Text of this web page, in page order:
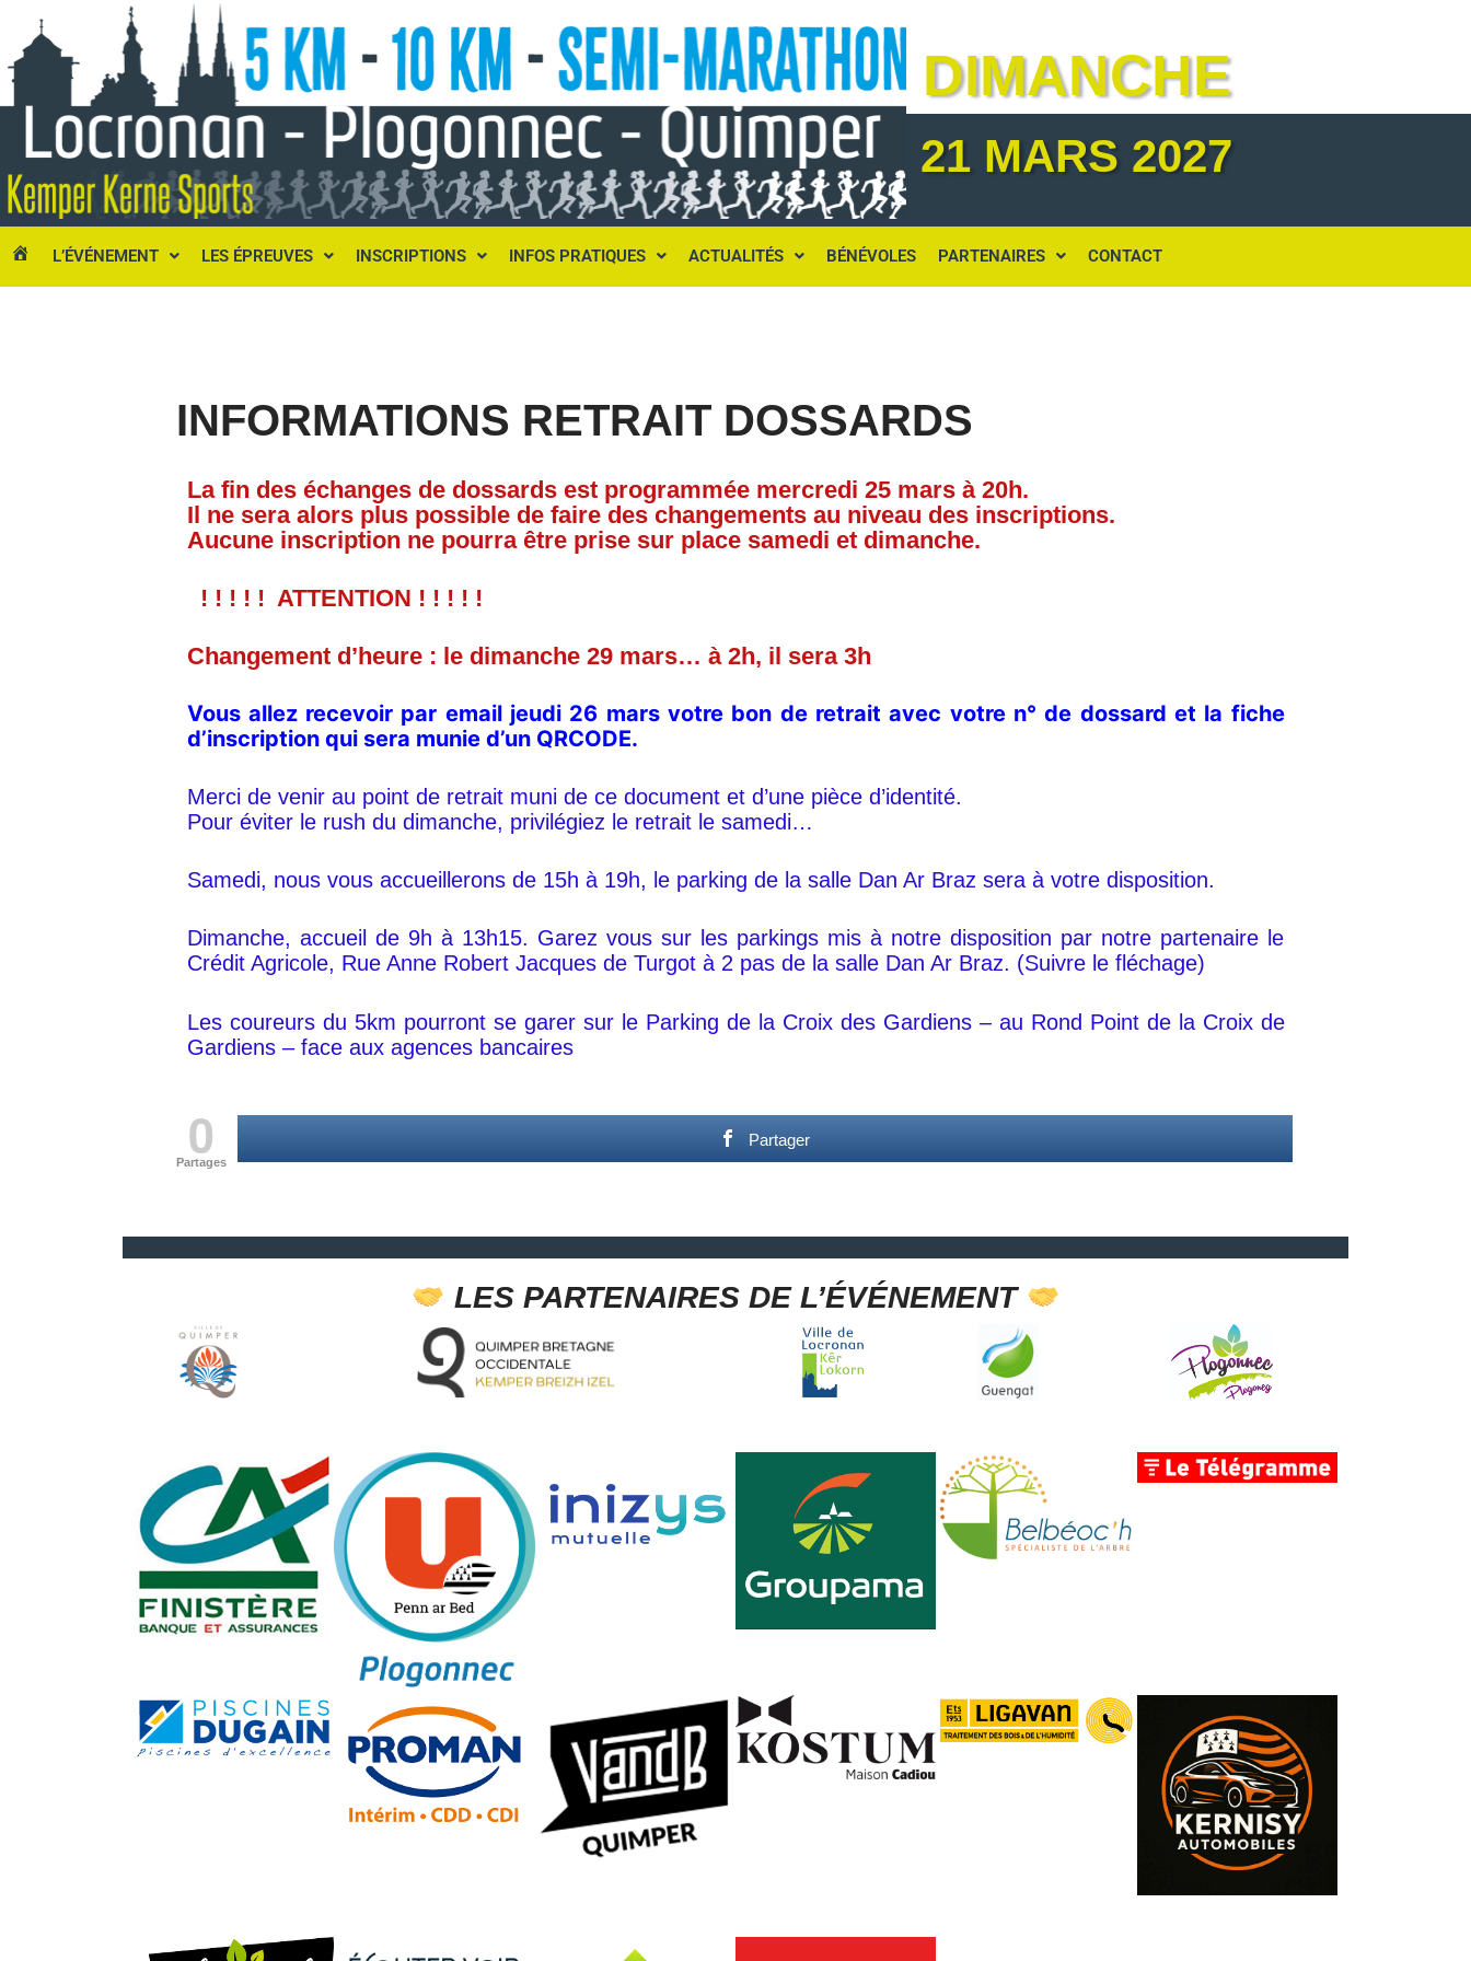
Aller
contenu
DIMANCHE
21 MARS 2027
KEMPERL’ÉVÉNEMENT LES ÉPREUVES INSCRIPTIONS INFOS PRATIQUES ACTUALITÉS BÉNÉVOLES PARTENAIRES CONTACT
INFORMATIONS RETRAIT DOSSARDS
La fin des échanges de dossards est programmée mercredi 25 mars à 20h.
Il ne sera alors plus possible de faire des changements au niveau des inscriptions.
Aucune inscription ne pourra être prise sur place samedi et dimanche.
! ! ! ! ! ATTENTION ! ! ! ! !
Changement d’heure : le dimanche 29 mars… à 2h, il sera 3h
Vous allez recevoir par email jeudi 26 mars votre bon de retrait avec votre n° de dossard et la fiche
d’inscription qui sera munie d’un QRCODE.
Merci de venir au point de retrait muni de ce document et d’une pièce d’identité.
Pour éviter le rush du dimanche, privilégiez le retrait le samedi…
Samedi, nous vous accueillerons de 15h à 19h, le parking de la salle Dan Ar Braz sera à votre disposition.
Dimanche, accueil de 9h à 13h15. Garez vous sur les parkings mis à notre disposition par notre partenaire le
Crédit Agricole, Rue Anne Robert Jacques de Turgot à 2 pas de la salle Dan Ar Braz. (Suivre le fléchage)
Les coureurs du 5km pourront se garer sur le Parking de la Croix des Gardiens – au Rond Point de la Croix de
Gardiens – face aux agences bancaires
0
Partages
Partager
LES PARTENAIRES DE L’ÉVÉNEMENT